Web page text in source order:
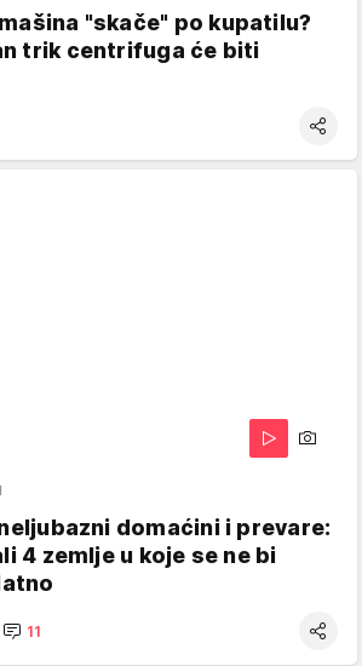
"skače" po kupatilu?
trik centrifuga će biti
domaćini i prevare:
4 zemlje u koje se ne bi
11